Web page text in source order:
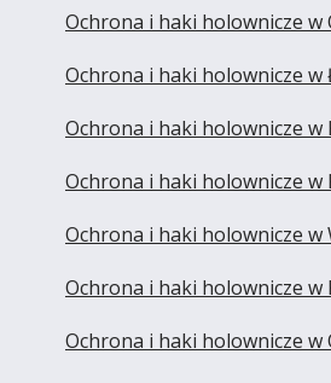
Ochrona i haki holownicze w
Ochrona i haki holownicze w
Ochrona i haki holownicze w
Ochrona i haki holownicze w
Ochrona i haki holownicze w
Ochrona i haki holownicze w
Ochrona i haki holownicze w